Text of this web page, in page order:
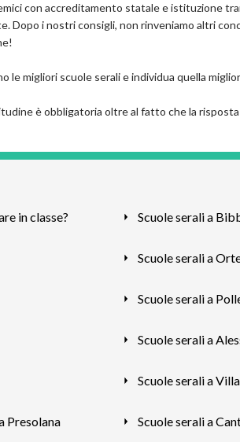
con accreditamento statale e istituzione
Dopo i nostri consigli, non rinveniamo altri
le migliori scuole serali e individua quella
è obbligatoria oltre al fatto che la
in classe? Scuole serali a
Scuole serali a
Scuole serali a
Scuole serali a
Scuole serali a
Presolana Scuole serali a